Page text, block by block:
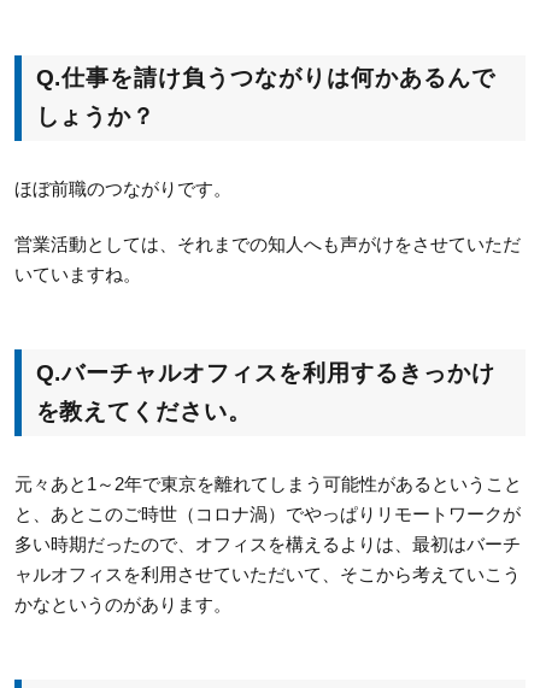
Q.仕事を請け負うつながりは何かあるんで
しょうか？
ほぼ前職のつながりです。
営業活動としては、それまでの知人へも声がけをさせていただ
いていますね。
Q.バーチャルオフィスを利用するきっかけ
を教えてください。
元々あと1～2年で東京を離れてしまう可能性があるということ
と、あとこのご時世（コロナ渦）でやっぱりリモートワークが
多い時期だったので、オフィスを構えるよりは、最初はバーチ
ャルオフィスを利用させていただいて、そこから考えていこう
かなというのがあります。